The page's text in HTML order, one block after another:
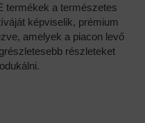
termékek a természetes
képviselik, prémium
amelyek a piacon levő
részleteket